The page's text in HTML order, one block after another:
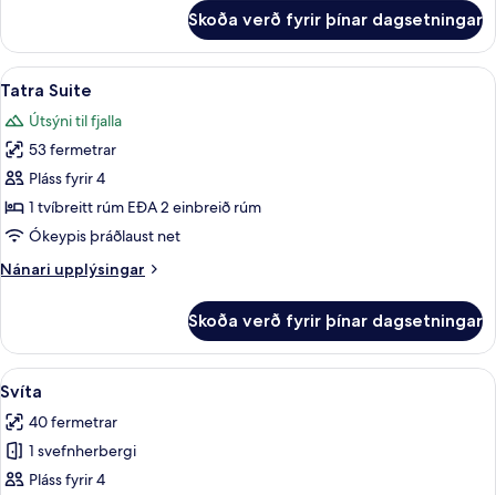
Suite
Skoða verð fyrir þínar dagsetningar
Skoða
allar
myndir
fyrir
Tatra
Suite
Tatra Suite | Rúmföt úr egypskri
9
Tatra Suite
Útsýni til fjalla
53 fermetrar
Pláss fyrir 4
1 tvíbreitt rúm EÐA 2 einbreið rúm
Ókeypis þráðlaust net
Nánari upplýsingar
Nánari
Suite
Skoða verð fyrir þínar dagsetningar
Skoða
allar
myndir
fyrir
Svíta
Svíta | Rúmföt úr egypskri bómull,
4
Svíta
40 fermetrar
1 svefnherbergi
Pláss fyrir 4